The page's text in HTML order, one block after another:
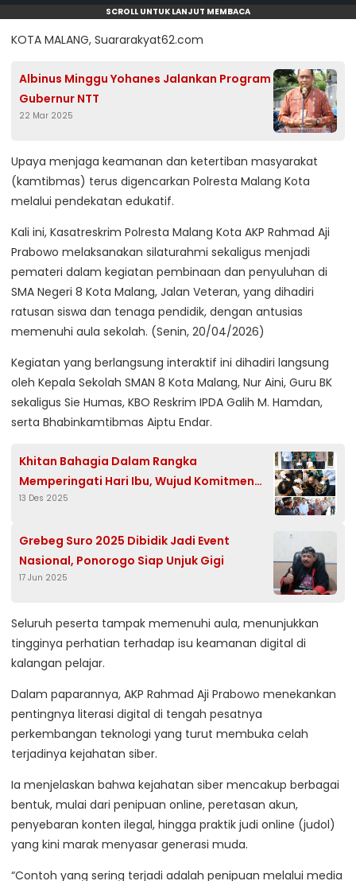
SCROLL UNTUK LANJUT MEMBACA
KOTA MALANG, Suararakyat62.com
Albinus Minggu Yohanes Jalankan Program
Gubernur NTT
22 Mar 2025
Upaya menjaga keamanan dan ketertiban masyarakat
(kamtibmas) terus digencarkan Polresta Malang Kota
melalui pendekatan edukatif.
Kali ini, Kasatreskrim Polresta Malang Kota AKP Rahmad Aji
Prabowo melaksanakan silaturahmi sekaligus menjadi
pemateri dalam kegiatan pembinaan dan penyuluhan di
SMA Negeri 8 Kota Malang, Jalan Veteran, yang dihadiri
ratusan siswa dan tenaga pendidik, dengan antusias
memenuhi aula sekolah. (Senin, 20/04/2026)
Kegiatan yang berlangsung interaktif ini dihadiri langsung
oleh Kepala Sekolah SMAN 8 Kota Malang, Nur Aini, Guru BK
sekaligus Sie Humas, KBO Reskrim IPDA Galih M. Hamdan,
serta Bhabinkamtibmas Aiptu Endar.
Khitan Bahagia Dalam Rangka
Memperingati Hari Ibu, Wujud Komitmen
Polresta Malang Kota Terhadap
13 Des 2025
Grebeg Suro 2025 Dibidik Jadi Event
Nasional, Ponorogo Siap Unjuk Gigi
17 Jun 2025
Seluruh peserta tampak memenuhi aula, menunjukkan
tingginya perhatian terhadap isu keamanan digital di
kalangan pelajar.
Dalam paparannya, AKP Rahmad Aji Prabowo menekankan
pentingnya literasi digital di tengah pesatnya
perkembangan teknologi yang turut membuka celah
terjadinya kejahatan siber.
Ia menjelaskan bahwa kejahatan siber mencakup berbagai
bentuk, mulai dari penipuan online, peretasan akun,
penyebaran konten ilegal, hingga praktik judi online (judol)
yang kini marak menyasar generasi muda.
“Contoh yang sering terjadi adalah penipuan melalui media